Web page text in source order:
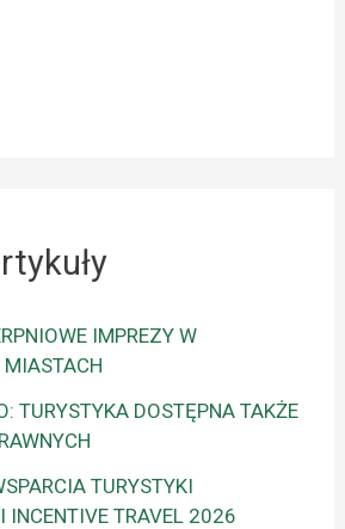
IMPREZY W
MIASTACH
TURYSTYKA DOSTĘPNA TAKŻE
TURYSTYKI
INCENTIVE TRAVEL 2026